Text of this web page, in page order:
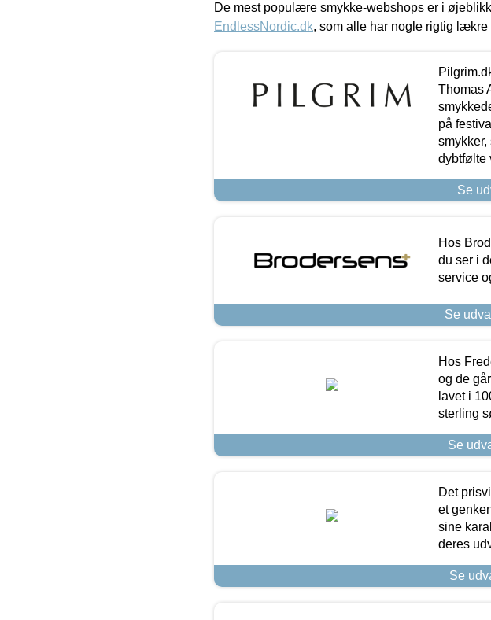
De mest populære smykke-webshops er i
EndlessNordic.dk, som alle har nogle rigtig lækre
Thomas
på
dybtfølte
Se
Hos
du ser i
service
Se
Hos
og de
lavet i
sterling
Se
Det
et
sine
deres
Se